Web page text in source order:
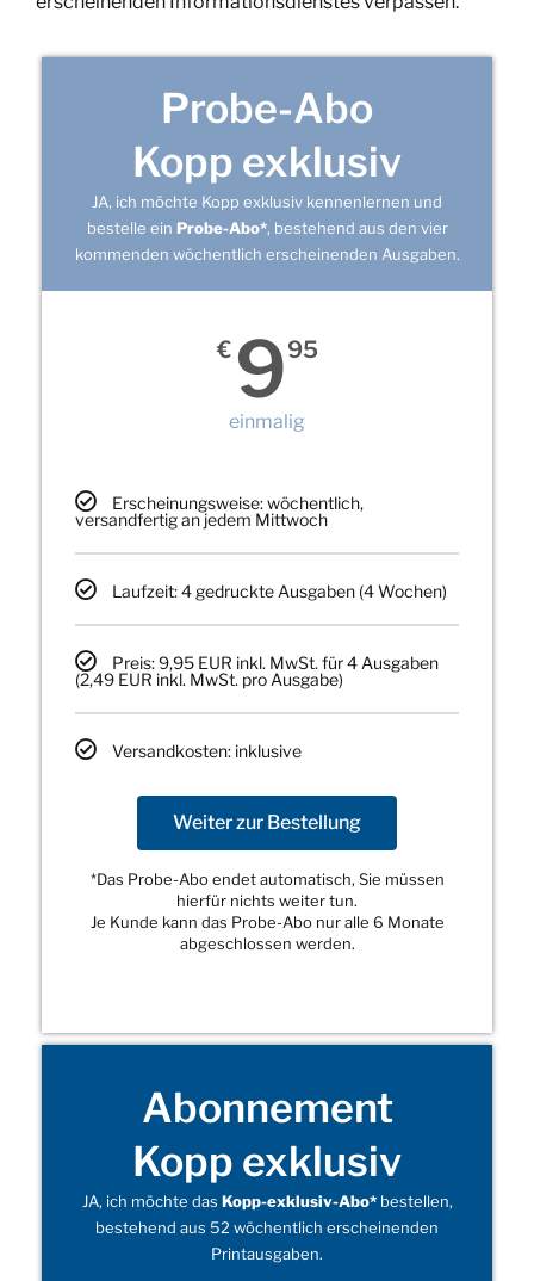
Probe-Abo
Kopp exklusiv
JA, ich möchte Kopp exklusiv kennenlernen und
bestelle ein Probe-Abo*, bestehend aus den vier
kommenden wöchentlich erscheinenden Ausgaben.
€ 995
einmalig
Erscheinungsweise: wöchentlich,
versandfertig an jedem Mittwoch
Laufzeit: 4 gedruckte Ausgaben (4 Wochen)
Preis: 9,95 EUR inkl. MwSt. für 4 Ausgaben
(2,49 EUR inkl. MwSt. pro Ausgabe)
Versandkosten: inklusive
Weiter zur Bestellung
*Das Probe-Abo endet automatisch, Sie müssen
hierfür nichts weiter tun.
Je Kunde kann das Probe-Abo nur alle 6 Monate
abgeschlossen werden.
Abonnement
Kopp exklusiv
JA, ich möchte das Kopp-exklusiv-Abo*bestellen,
bestehend aus 52 wöchentlich erscheinenden
Printausgaben.